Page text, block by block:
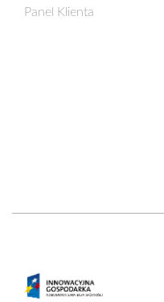
Panel Klienta